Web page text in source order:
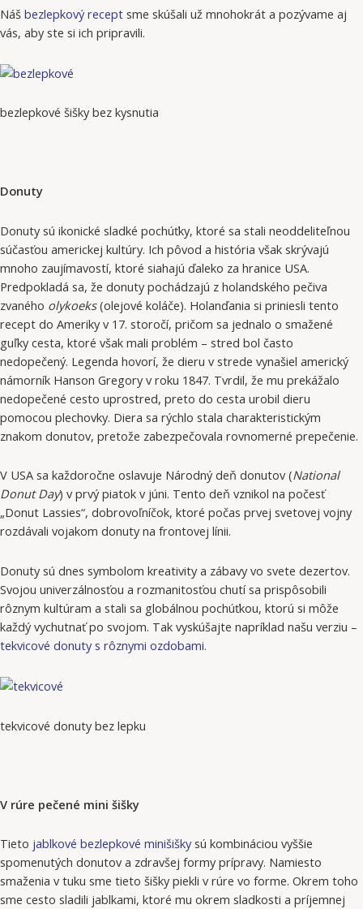
Náš bezlepkový recept sme skúšali už mnohokrát a pozývame aj
vás, aby ste si ich pripravili.
bezlepkové šišky bez kysnutia
Donuty
Donuty sú ikonické sladké pochúťky, ktoré sa stali neoddeliteľnou
súčasťou americkej kultúry. Ich pôvod a história však skrývajú
mnoho zaujímavostí, ktoré siahajú ďaleko za hranice USA.
Predpokladá sa, že donuty pochádzajú z holandského pečiva
zvaného olykoeks(olejové koláče). Holanďania si priniesli tento
recept do Ameriky v 17. storočí, pričom sa jednalo o smažené
guľky cesta, ktoré však mali problém – stred bol často
nedopečený. Legenda hovorí, že dieru v strede vynašiel americký
námorník Hanson Gregory v roku 1847. Tvrdil, že mu prekážalo
nedopečené cesto uprostred, preto do cesta urobil dieru
pomocou plechovky. Diera sa rýchlo stala charakteristickým
znakom donutov, pretože zabezpečovala rovnomerné prepečenie.
V USA sa každoročne oslavuje Národný deň donutov (National
Donut Day) v prvý piatok v júni. Tento deň vznikol na počesť
„Donut Lassies“, dobrovoľníčok, ktoré počas prvej svetovej vojny
rozdávali vojakom donuty na frontovej línii.
Donuty sú dnes symbolom kreativity a zábavy vo svete dezertov.
Svojou univerzálnosťou a rozmanitosťou chutí sa prispôsobili
rôznym kultúram a stali sa globálnou pochúťkou, ktorú si môže
každý vychutnať po svojom. Tak vyskúšajte napríklad našu verziu –
tekvicové donuty s rôznymi ozdobami.
tekvicové donuty bez lepku
V rúre pečené mini šišky
Tieto jablkové bezlepkové minišiškysú kombináciou vyššie
spomenutých donutov a zdravšej formy prípravy. Namiesto
smaženia v tuku sme tieto šišky piekli v rúre vo forme. Okrem toho
sme cesto sladili jablkami, ktoré mu okrem sladkosti a príjemnej